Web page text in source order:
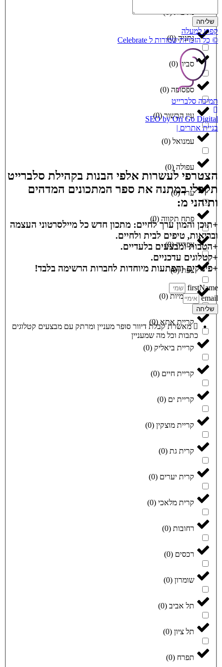
נתיבות(
0
)
נתניה(
0
)
סביון(
0
)
ספסופה (
0
)
עין הבשור(
0
)
עמנואל (
0
)
עפולה (
0
)
ערד(
0
)
פתח תקווה (
0
)
צפריה(
0
)
צפת(
0
)
קוממיות(
0
)
קריית אתא (
0
)
קריית ביאליק (
0
)
קריית חיים (
0
)
קריית ים (
0
)
קריית מוצקין (
0
)
קרית גת (
0
)
קרית יערים (
0
)
קרית מלאכי (
0
)
רחובות (
0
)
רכסים (
0
)
שומרון (
0
)
תל אביב (
0
)
תל ציון (
0
)
תפרח (
0
)
שליחה
קפוץ למעלה
© כל הזכויות שמורות ל Celebrate
תמיכה סלברייט
SEO by Ori Go Digital
בניית אתרים |
הצטרפי לעשרות אלפי הבנות בקהילת סלברייט
תקבלי במתנה את ספר המתכונים המדהים
ותיהני מ:
+תוכן והמון ערך לחיים: מתכון חדש כל מיילסרטוני העצמה
ובריאות, טיפים לבית ולחיים.
+הטבות ומבצעים בלעדיים.
+קטלוגים עדכניים.
+פינוקים והפתעות מיוחדות לחברות הרשימה בלבד!
firstName
email
שליחה
מאשרת קבלת דיוור סופר מעניין ומרתק עם מבצעים קטלוגים
כתבות וכל מה שמעניין